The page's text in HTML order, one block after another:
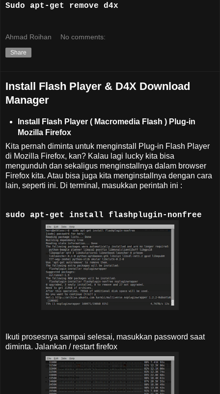
Sudo apt-get remove d4x
Ahmad Roihan No comments:
Share
Install Flash Player & D4X Download
Manager
Install Flash Player ( Macromedia Flash ) Plug-in
Mozilla Firefox
Kita pernah diminta untuk menginstall Plug-in Flash Player
di Mozilla Firefox, kan? Kalau lagi lucky kita bisa
mengunduh dan sekaligus menginstallnya dalam browser
Firefox kita. Atau bisa juga kita menginstallnya dengan cara
lain, seperti ini. Di terminal, masukkan perintah ini :
sudo apt-get install flashplugin-nonfree
Ikuti prosesnya sampai selesai, masukkan password saat
diminta. Jalankan / restart firefox